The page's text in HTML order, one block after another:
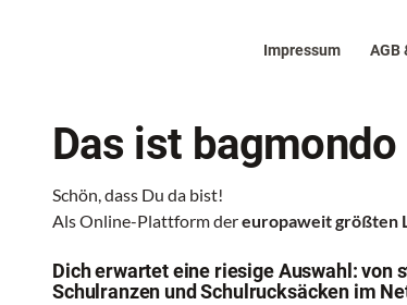
Impressum AGB
Das ist bagmondo
Schön, dass Du da bist!
Als Online-Plattform dereuropaweit größten
Dich erwartet eine riesige Auswahl: von
Schulranzen und Schulrucksäcken im